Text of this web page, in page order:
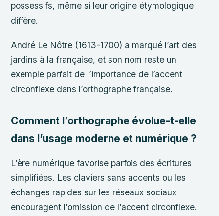
possessifs, même si leur origine étymologique
diffère.
André Le Nôtre (1613-1700) a marqué l’art des
jardins à la française, et son nom reste un
exemple parfait de l’importance de l’accent
circonflexe dans l’orthographe française.
Comment l’orthographe évolue-t-elle
dans l’usage moderne et numérique ?
L’ère numérique favorise parfois des écritures
simplifiées. Les claviers sans accents ou les
échanges rapides sur les réseaux sociaux
encouragent l’omission de l’accent circonflexe.